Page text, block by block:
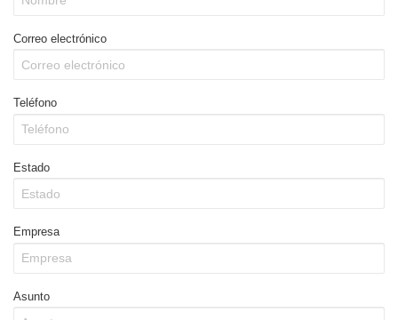
Correo electrónico
Teléfono
Estado
Empresa
Asunto